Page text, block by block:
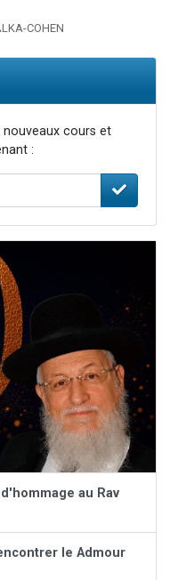
COHEN
nouveaux cours et
:
au Rav
le Admour